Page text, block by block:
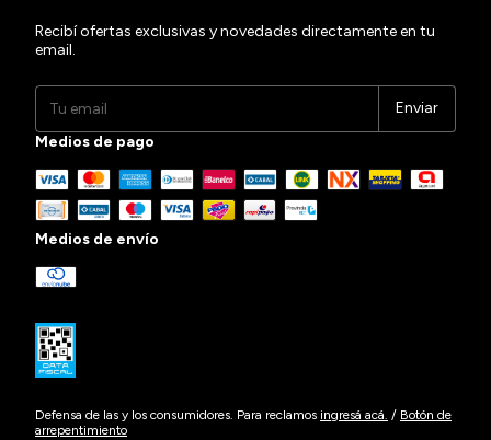
Recibí ofertas exclusivas y novedades directamente en tu
email.
Medios de pago
Medios de envío
Defensa de las y los consumidores. Para reclamos ingresá acá. / Botón de
arrepentimiento